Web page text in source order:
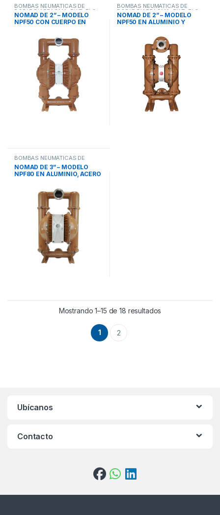
BOMBAS NEUMÁTICAS DE
DOBLE DIAFRAGMA,PWR-FLO
NOMAD DE 2” – MODELO
NPF50 CON CUERPO EN
ACERO INOXIDABLE 316 Y
HIERRO DÚCTIL
BOMBAS NEUMÁTICAS DE
DOBLE DIAFRAGMA,PWR-FLO
NOMAD DE 2” – MODELO
NPF50 EN ALUMINIO Y
BOMBAS NEUMÁTICAS DE
DOBLE DIAFRAGMA ,PWR-FLO
NOMAD DE 3” – MODELO
NPF80 EN ALUMINIO, ACERO
Mostrando 1–15 de 18 resultados
1 2
Ubícanos
Contacto